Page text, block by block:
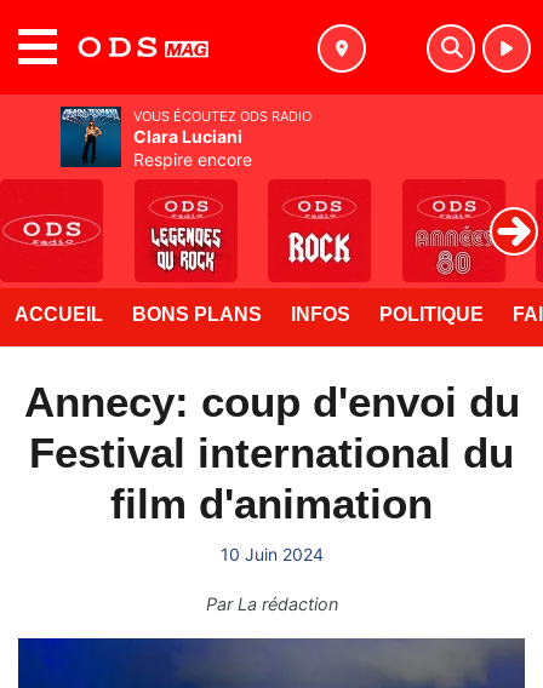
ACCUEIL BONS PLANS INFOS POLITIQUE
Annecy: coup d'envoi du
Festival international du
film d'animation
10 Juin 2024
ParLa rédaction
VOUS ÉCOUTEZ ODS RADIO
Clara Luciani
Respire encore